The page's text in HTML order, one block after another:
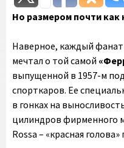
Но размером почти
Наверное, каждый фанат
мечтал о той самой
выпущенной в 1957-м под
спорткаров. Ее
в гонках на
цилиндров фирменного
Rossa – «красная